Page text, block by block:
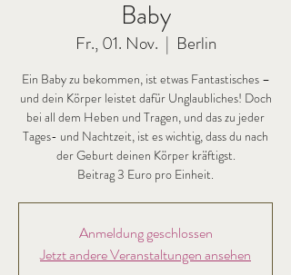
Baby
Fr., 01. Nov.
  |
Berlin
Ein Baby zu bekommen, ist etwas Fantastisches –
und dein Körper leistet dafür Unglaubliches! Doch
bei all dem Heben und Tragen, und das zu jeder
Tages- und Nachtzeit, ist es wichtig, dass du nach
der Geburt deinen Körper kräftigst.
Beitrag 3 Euro pro Einheit.
Anmeldung geschlossen
Jetzt andere Veranstaltungen ansehen